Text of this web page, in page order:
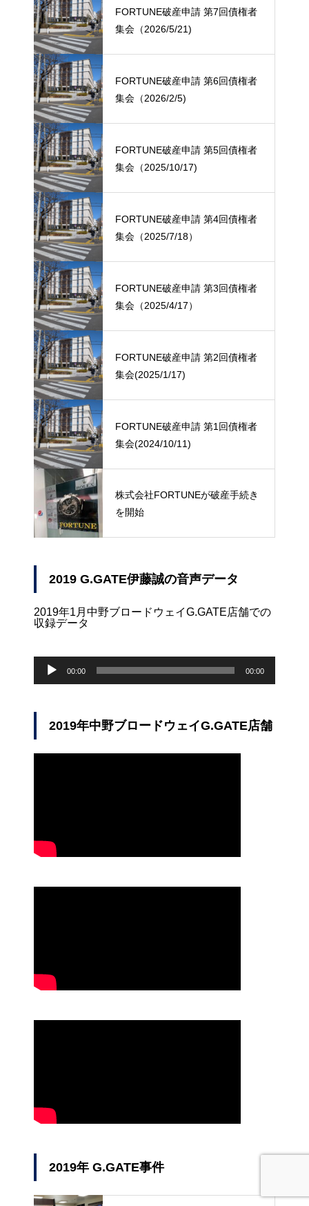
FORTUNE破産申請 第7回債権者
集会（2026/5/21)
FORTUNE破産申請 第6回債権者
集会（2026/2/5)
FORTUNE破産申請 第5回債権者
集会（2025/10/17)
FORTUNE破産申請 第4回債権者
集会（2025/7/18）
FORTUNE破産申請 第3回債権者
集会（2025/4/17）
FORTUNE破産申請 第2回債権者
集会(2025/1/17)
FORTUNE破産申請 第1回債権者
集会(2024/10/11)
株式会社FORTUNEが破産手続き
を開始
2019 G.GATE伊藤誠の音声データ
2019年1月中野ブロードウェイG.GATE店舗での
収録データ
プ
00:00 00:00
2019年中野ブロードウェイG.GATE店舗
2019年 G.GATE事件